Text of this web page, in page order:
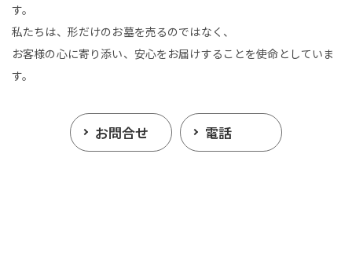
す。
私たちは、形だけのお墓を売るのではなく、
お客様の心に寄り添い、安心をお届けすることを使命としていま
す。
お問合せ 電話